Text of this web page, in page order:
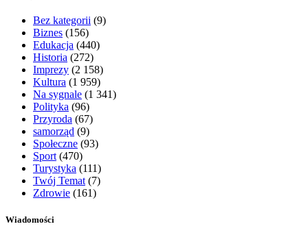
Bez kategorii (9)
Biznes (156)
Edukacja (440)
Historia (272)
Imprezy (2 158)
Kultura (1 959)
Na sygnale (1 341)
Polityka (96)
Przyroda (67)
samorząd (9)
Społeczne (93)
Sport (470)
Turystyka (111)
Twój Temat (7)
Zdrowie (161)
Wiadomości